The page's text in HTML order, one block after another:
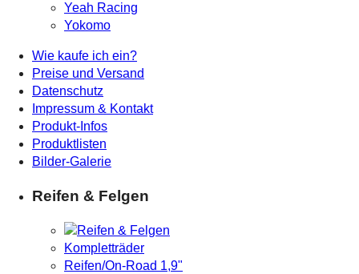
Yeah Racing
Yokomo
Wie kaufe ich ein?
Preise und Versand
Datenschutz
Impressum & Kontakt
Produkt-Infos
Produktlisten
Bilder-Galerie
Reifen & Felgen
Kompletträder
Reifen/On-Road 1,9"